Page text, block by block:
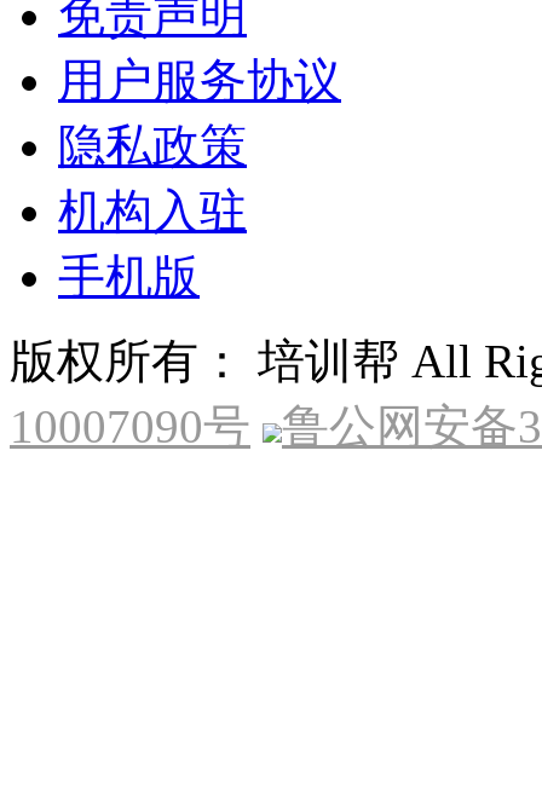
免责声明
用户服务协议
隐私政策
机构入驻
手机版
版权所有： 培训帮 All
10007090号
鲁公网安备